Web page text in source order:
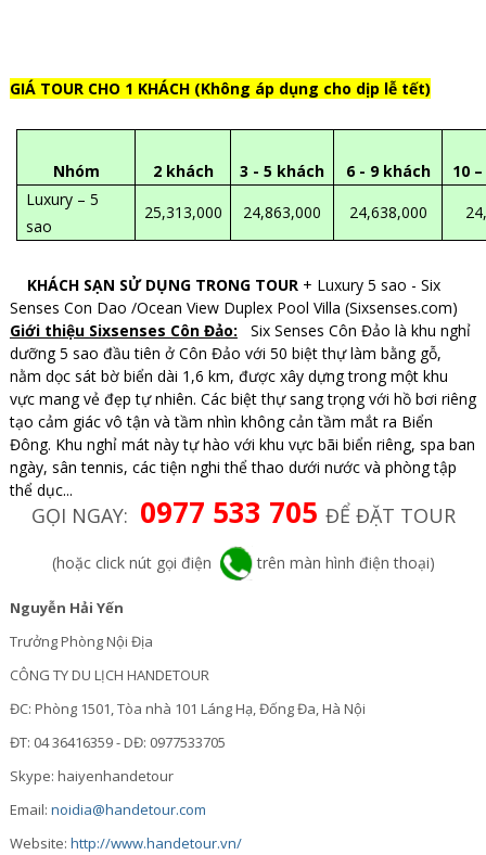
GIÁ TOUR CHO 1 KHÁCH (Không áp dụng cho dịp lễ tết)
Nhóm 2 khách 3 - 5 khách 6 - 9 khách
10
Luxury – 5
sao
25,313,000 24,863,000 24,638,000
KHÁCH SẠN SỬ DỤNG TRONG TOUR + Luxury 5 sao - Six
Senses Con Dao /Ocean View Duplex Pool Villa (Sixsenses.com)
Giới thiệu Sixsenses Côn Đảo:
Six Senses Côn Đảo là khu nghỉ
dưỡng 5 sao đầu tiên ở Côn Đảo với 50 biệt thự làm bằng gỗ,
nằm dọc sát bờ biển dài 1,6 km, được xây dựng trong một khu
vực mang vẻ đẹp tự nhiên. Các biệt thự sang trọng với hồ bơi riêng
tạo cảm giác vô tận và tầm nhìn không cản tầm mắt ra Biển
Đông. Khu nghỉ mát này tự hào với khu vực bãi biển riêng, spa ban
ngày, sân tennis, các tiện nghi thể thao dưới nước và phòng tập
thể dục...
GỌI NGAY: 0977 533 705 ĐỂ ĐẶT TOUR
(hoặc click nút gọi điện trên màn hình điện thoại)
Nguyễn Hải Yến
Trưởng Phòng Nội Địa
CÔNG TY DU LỊCH HANDETOUR
ĐC: Phòng 1501, Tòa nhà 101 Láng Hạ, Đống Đa, Hà Nội
ĐT: 04 36416359 - DĐ: 0977533705
Skype: haiyenhandetour
Email: noidia@handetour.com
Website: http://www.handetour.vn/